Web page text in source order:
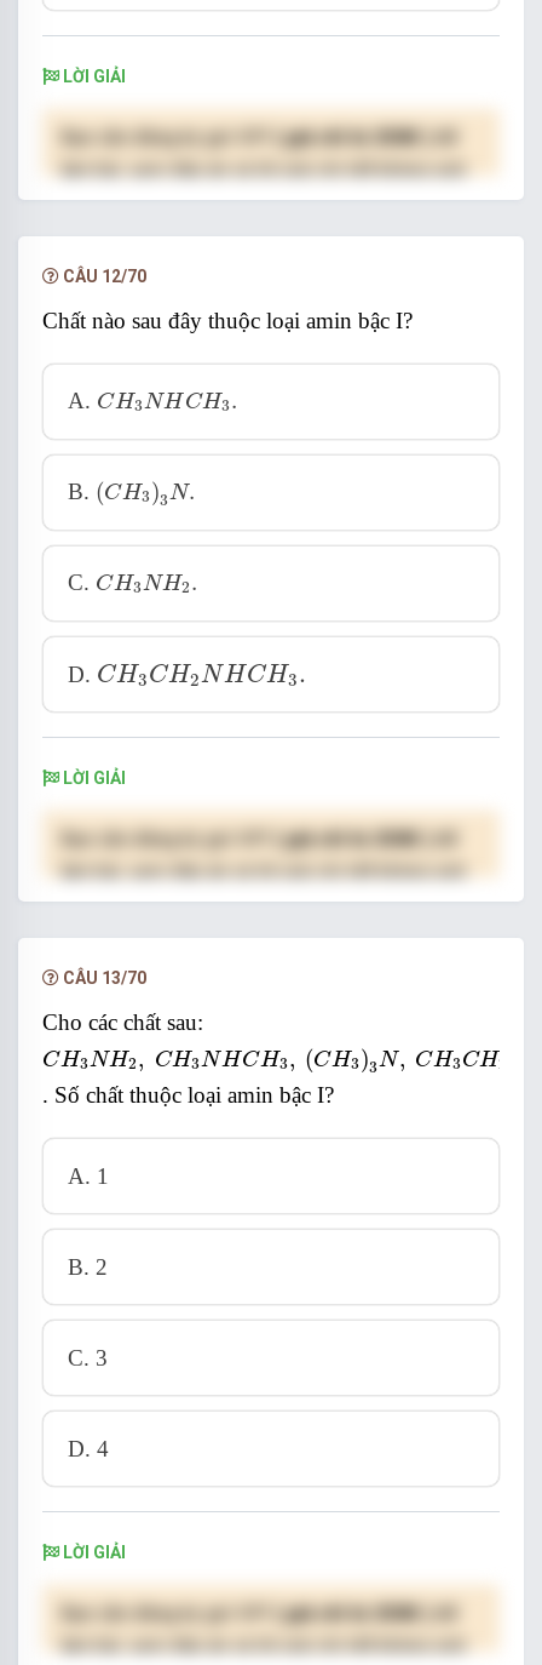
LỜI GIẢI
( giá chỉ từ 250K )
hạn.
CÂU 12/70
Chất nào sau đây thuộc loại amin bậc I?
A. CH3NH CH3.
CH3 NHCH3.
B. (CH3)3N.
(CH3 )3 N.
C. CH3NH2.
CH3 NH2
D. CH3CH2NHCH3.
CH3 CH2 NHCH3.
LỜI GIẢI
( giá chỉ từ 250K )
hạn.
CÂU 13/70
Cho các chất sau:
CH3NH2, CH3NHCH3, (CH3)3N, CH3CH2
CH3 NH2 CH3NHCH3, H3)3 N CH 3CH 2NH
. Số chất thuộc loại amin bậc I?
A. 1
B. 2
C. 3
D. 4
LỜI GIẢI
( giá chỉ từ 250K )